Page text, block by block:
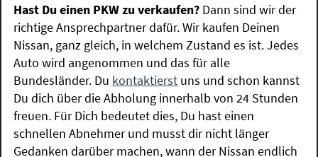
Hast Du einen PKW zu verkaufen? Dann sind wir der
richtige Ansprechpartner dafür. Wir kaufen Deinen
Nissan, ganz gleich, in welchem Zustand es ist. Jedes
Auto wird angenommen und das für alle
Bundesländer. Du kontaktierst uns und schon kannst
Du dich über die Abholung innerhalb von 24 Stunden
freuen. Für Dich bedeutet dies, Du hast einen
schnellen Abnehmer und musst dir nicht länger
Gedanken darüber machen, wann der Nissan endlich